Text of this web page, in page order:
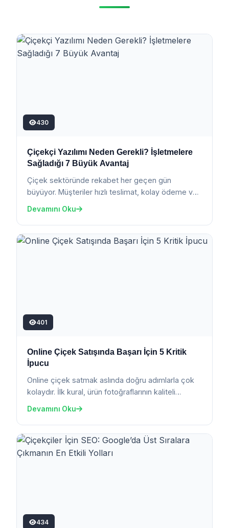
430
Çiçekçi Yazılımı Neden Gerekli? İşletmelere
Sağladığı 7 Büyük Avantaj
Çiçek sektöründe rekabet her geçen gün
büyüyor. Müşteriler hızlı teslimat, kolay ödeme ve
Devamını Oku
401
Online Çiçek Satışında Başarı İçin 5 Kritik
İpucu
Online çiçek satmak aslında doğru adımlarla çok
kolaydır. İlk kural, ürün fotoğraflarının kaliteli
Devamını Oku
434